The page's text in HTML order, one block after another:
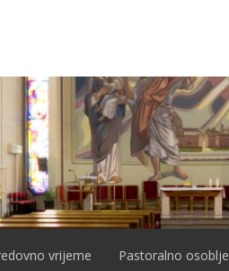
vrijeme Pastoralno osoblje